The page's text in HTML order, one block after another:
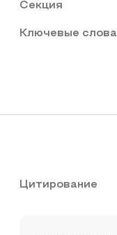
Секция
Ключевые слова
Цитирование